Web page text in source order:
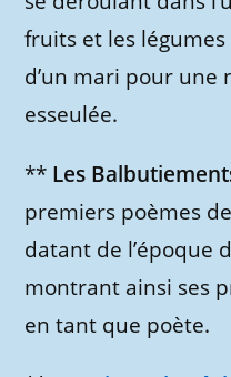
fruits et les
d’un mari pour
esseulée.
** Les
premiers poèmes
datant de l’époque
montrant ainsi ses
en tant que poète.